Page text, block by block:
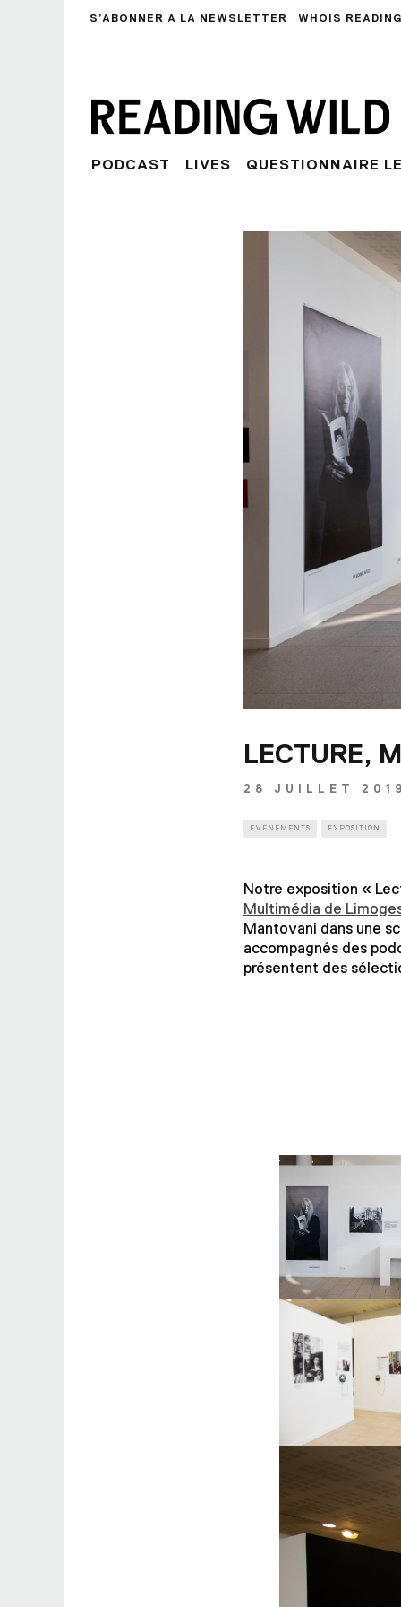
S’ABONNER A LA NEWSLETTER WHOIS
PODCAST LIVES QUESTIONNAIRE
LECTURE,
28 JUILLET 2019
EVENEMENTS EXPOSITION
Notre exposition «
Multimédia de
Mantovani dans une
accompagnés des
présentent des